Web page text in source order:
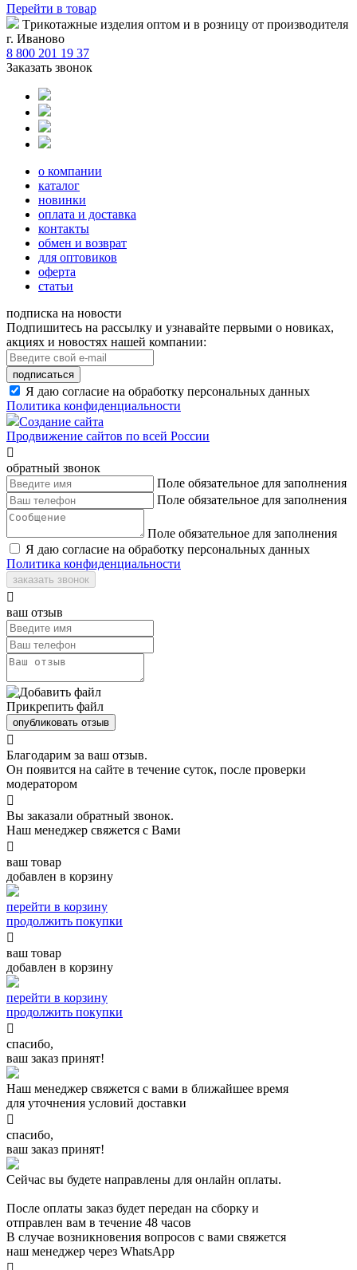
Перейти в товар
Tрикотажные изделия оптом и в розницу от производителя
г. Иваново
8 800 201 19 37
Заказать звонок
о компании
каталог
новинки
оплата и доставка
контакты
обмен и возврат
для оптовиков
оферта
статьи
подписка на новости
Подпишитесь на рассылку и узнавайте первыми о новиках,
акциях и новостях нашей компании:
подписаться
Я даю согласие на обработку персональных данных
Политика конфиденциальности
Создание сайта
Продвижение сайтов по всей России

обратный звонок
Поле обязательное для заполнения
Поле обязательное для заполнения
Поле обязательное для заполнения
Я даю согласие на обработку персональных данных
Политика конфиденциальности
заказать звонок

ваш отзыв
Прикрепить файл
опубликовать отзыв

Благодарим за ваш отзыв.
Он появится на сайте в течение суток, после проверки
модератором

Вы заказали обратный звонок.
Наш менеджер свяжется с Вами

ваш товар
добавлен в корзину
перейти в корзину
продолжить покупки

ваш товар
добавлен в корзину
перейти в корзину
продолжить покупки

спасибо,
ваш заказ принят!
Наш менеджер свяжется с вами в ближайшее время
для уточнения условий доставки

спасибо,
ваш заказ принят!
Сейчас вы будете направлены для онлайн оплаты.
После оплаты заказ будет передан на сборку и
отправлен вам в течение 48 часов
В случае возникновения вопросов с вами свяжется
наш менеджер через WhatsApp